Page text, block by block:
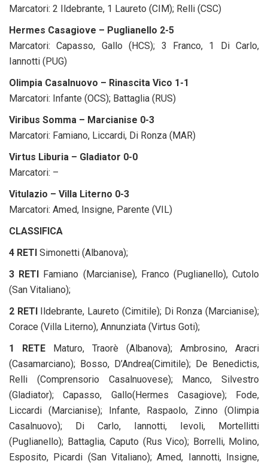
Marcatori: 2 Ildebrante, 1 Laureto (CIM); Relli (CSC)
Hermes Casagiove – Puglianello 2-5
Marcatori: Capasso, Gallo (HCS); 3 Franco, 1 Di Carlo,
Iannotti (PUG)
Olimpia Casalnuovo – Rinascita Vico 1-1
Marcatori: Infante (OCS); Battaglia (RUS)
Viribus Somma – Marcianise 0-3
Marcatori: Famiano, Liccardi, Di Ronza (MAR)
Virtus Liburia – Gladiator 0-0
Marcatori: –
Vitulazio – Villa Literno 0-3
Marcatori: Amed, Insigne, Parente (VIL)
CLASSIFICA
4 RETI Simonetti (Albanova);
3 RETI Famiano (Marcianise), Franco (Puglianello), Cutolo
(San Vitaliano);
2 RETI Ildebrante, Laureto (Cimitile); Di Ronza (Marcianise);
Corace (Villa Literno), Annunziata (Virtus Goti);
1 RETE Maturo, Traorè (Albanova);
Ambrosino, Aracri
(Casamarciano); Bosso, D’Andrea(Cimitile); De Benedictis,
Relli (Comprensorio Casalnuovese); Manco, Silvestro
(Gladiator); Capasso, Gallo(Hermes Casagiove); Fode,
Liccardi (Marcianise); Infante, Raspaolo, Zinno (Olimpia
Casalnuovo); Di Carlo, Iannotti, Ievoli, Mortellitti
(Puglianello); Battaglia, Caputo (Rus Vico); Borrelli, Molino,
Esposito, Picardi (San Vitaliano); Amed, Iannotti, Insigne,